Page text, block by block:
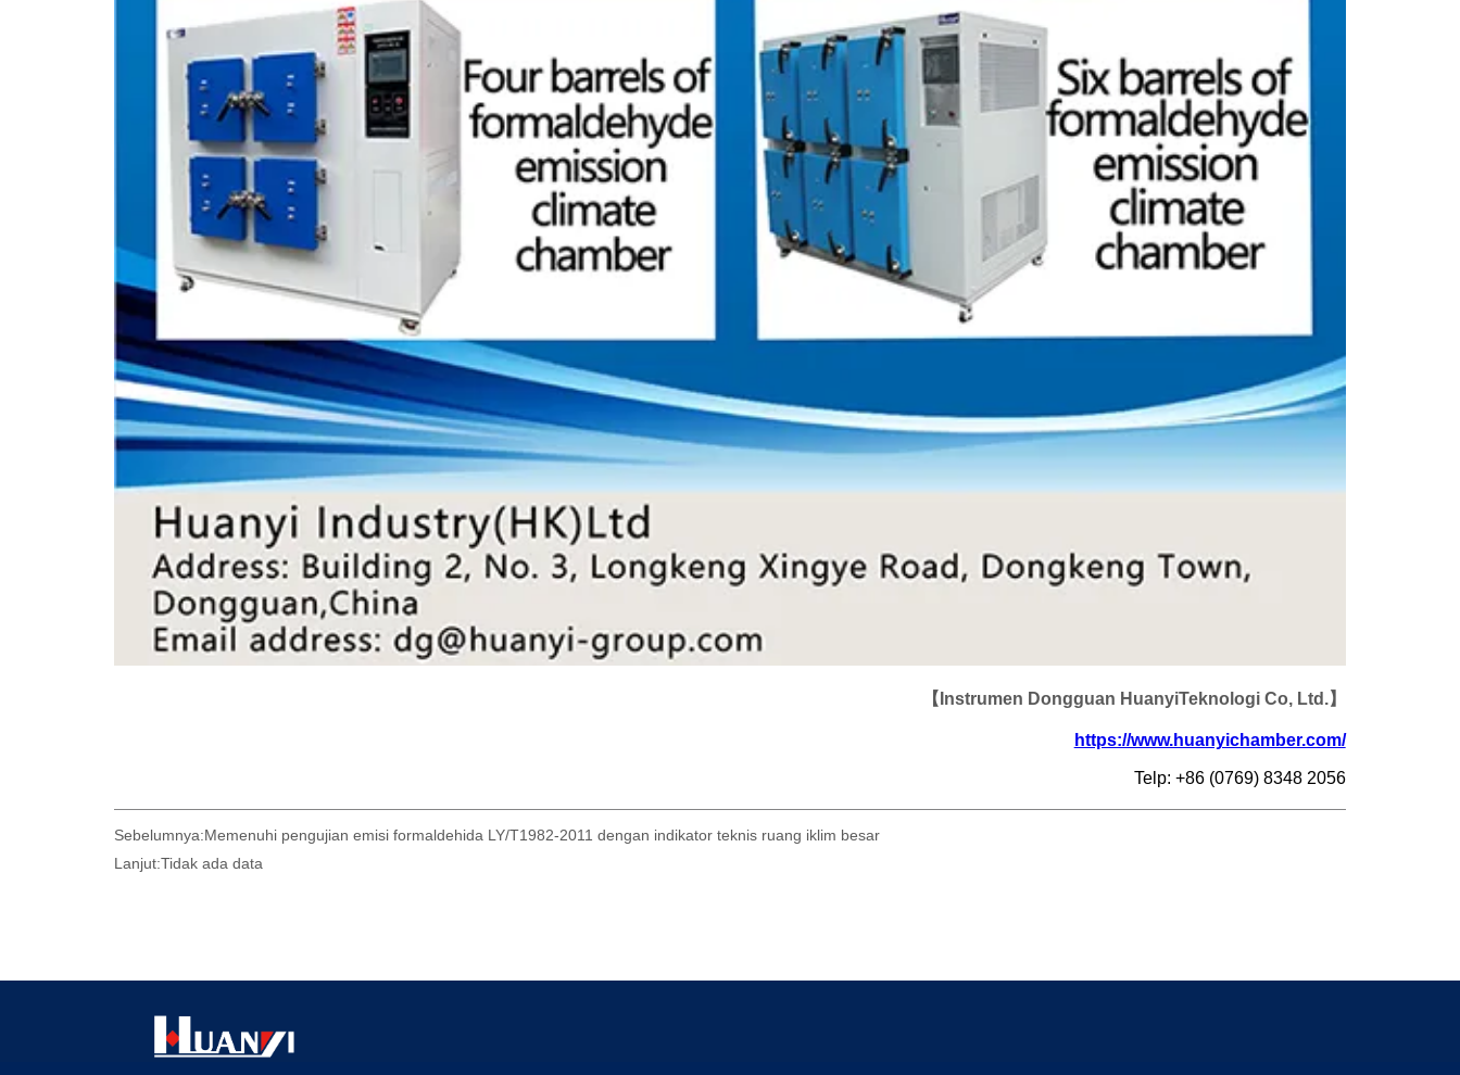
Sebelumnya:Memenuhi pengujian emisi formaldehida LY/T1982-2011 dengan indikator teknis ruang iklim besar
Lanjut:Tidak ada data